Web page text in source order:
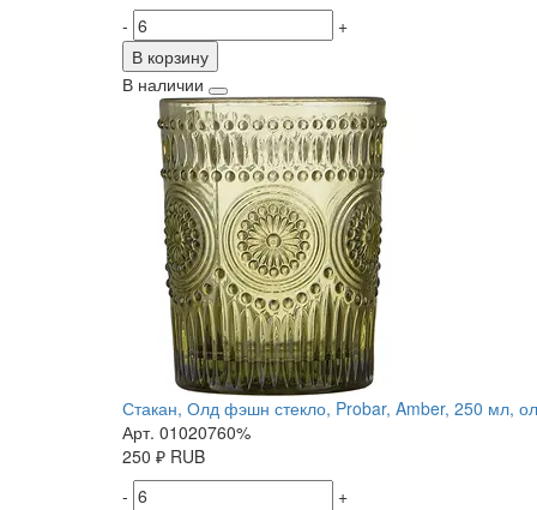
-
+
В корзину
В наличии
Стакан, Олд фэшн стекло, Probar, Amber, 250 мл,
Арт. 01020760%
250 ₽ RUB
-
+